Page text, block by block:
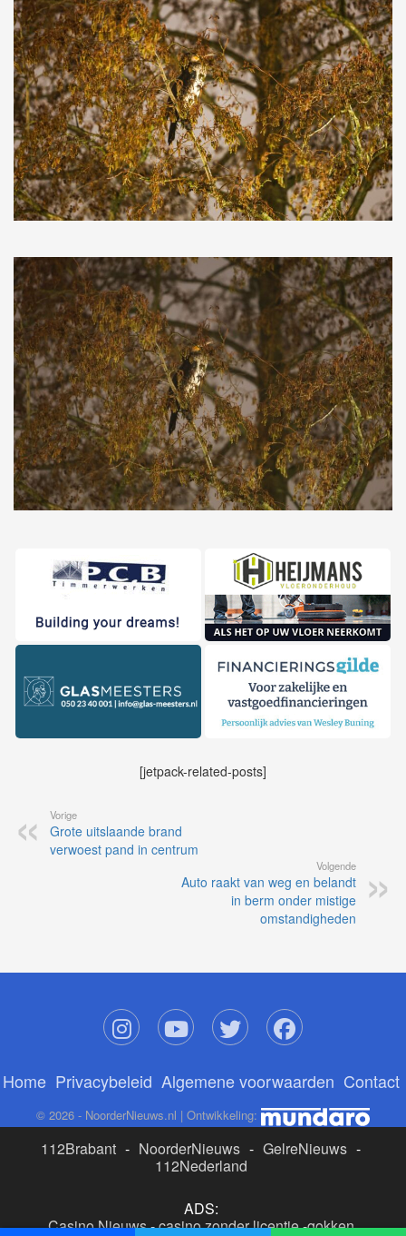
[jetpack-related-posts]
Vorige
Grote uitslaande brand
verwoest pand in centrum
Volgende
Auto raakt van weg en belandt
in berm onder mistige
omstandigheden
Home Privacybeleid Algemene voorwaarden Contact
© 2026 - NoorderNieuws.nl | Ontwikkeling:
112Brabant - NoorderNieuws - GelreNieuws -
112Nederland
ADS:
Casino Nieuws-casino zonder licentie-gokken